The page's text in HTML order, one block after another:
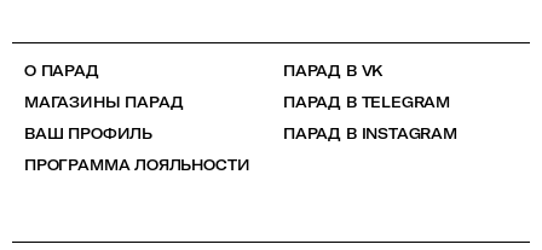
О ПАРАД
МАГАЗИНЫ ПАРАД
ВАШ ПРОФИЛЬ
ПРОГРАММА ЛОЯЛЬНОСТИ
ПАРАД В VK
ПАРАД В TELEGRAM
ПАРАД В INSTAGRAM